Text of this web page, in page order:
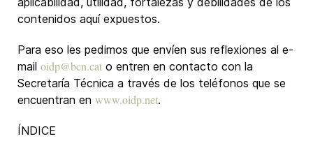
contenidos aquí expuestos.
Para eso les pedimos que envíen sus reflexiones al e-
mail oidp@bcn.cat o entren en contacto con la
Secretaría Técnica a través de los teléfonos que se
encuentran en www.oidp.net.
ÍNDICE